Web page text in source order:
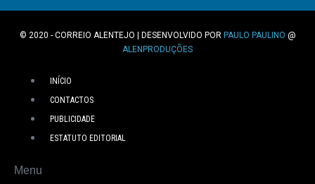
© 2020 - CORREIO ALENTEJO | DESENVOLVIDO POR PAULO PAULINO @
ALENPRODUÇÕES
INÍCIO
CONTACTOS
PUBLICIDADE
ESTATUTO EDITORIAL
Menu